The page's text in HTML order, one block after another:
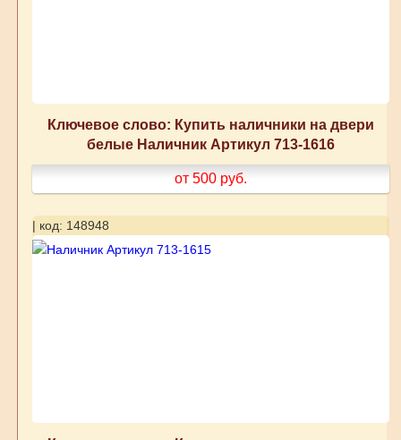
Ключевое слово: Купить наличники на двери
белые Наличник Артикул 713-1616
от 500 руб.
| код: 148948